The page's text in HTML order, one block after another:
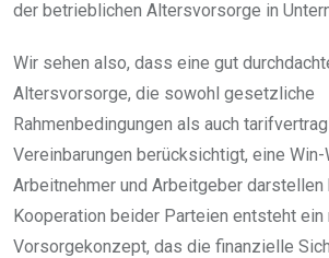
der betrieblichen Altersvorsorge in
Wir sehen also, dass eine gut
Altersvorsorge, die sowohl gesetzliche
Rahmenbedingungen als auch
Vereinbarungen berücksichtigt, eine
Arbeitnehmer und Arbeitgeber darstellen
Kooperation beider Parteien entsteht ein
Vorsorgekonzept, das die finanzielle